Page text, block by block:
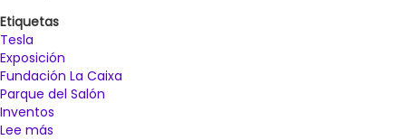
Etiquetas
Tesla
Exposición
Fundación La Caixa
Parque del Salón
Inventos
Lee más